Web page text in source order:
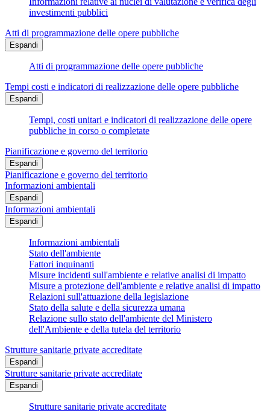
investimenti pubblici
Atti di programmazione delle opere pubbliche
Espandi
Atti di programmazione delle opere pubbliche
Tempi costi e indicatori di realizzazione delle opere pubbliche
Espandi
Tempi, costi unitari e indicatori di realizzazione delle opere
pubbliche in corso o completate
Pianificazione e governo del territorio
Espandi
Pianificazione e governo del territorio
Informazioni ambientali
Espandi
Informazioni ambientali
Espandi
Informazioni ambientali
Stato dell'ambiente
Fattori inquinanti
Misure incidenti sull'ambiente e relative analisi di impatto
Misure a protezione dell'ambiente e relative analisi di impatto
Relazioni sull'attuazione della legislazione
Stato della salute e della sicurezza umana
Relazione sullo stato dell'ambiente del Ministero
dell'Ambiente e della tutela del territorio
Strutture sanitarie private accreditate
Espandi
Strutture sanitarie private accreditate
Espandi
Strutture sanitarie private accreditate